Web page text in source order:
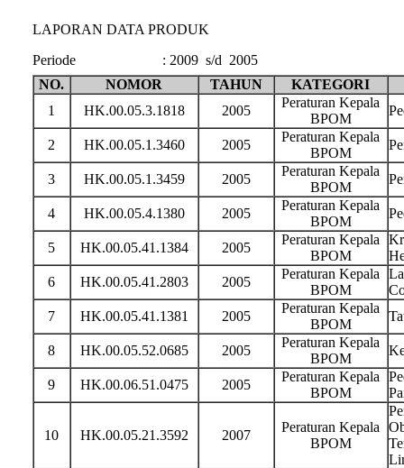
LAPORAN DATA PRODUK
Periode
: 2009 s/d 2005
NO.
NOMOR TAHUN
KATEGORI
1
HK.00.05.3.1818 2005
Peraturan Kepala
BPOM
2 HK.00.05.1.3460 2005
Peraturan Kepala
BPOM
3 HK.00.05.1.3459 2005
Peraturan Kepala
BPOM
4 HK.00.05.4.1380 2005
Peraturan Kepala
BPOM
5 HK.00.05.41.1384 2005
Peraturan Kepala
BPOM
6
HK.00.05.41.2803 2005
Peraturan Kepala
BPOM
7
HK.00.05.41.1381 2005
Peraturan Kepala
BPOM
8 HK.00.05.52.0685 2005
Peraturan Kepala
BPOM
9 HK.00.06.51.0475 2005
Peraturan Kepala
BPOM
10 HK.00.05.21.3592 2007
Peraturan Kepala
BPOM